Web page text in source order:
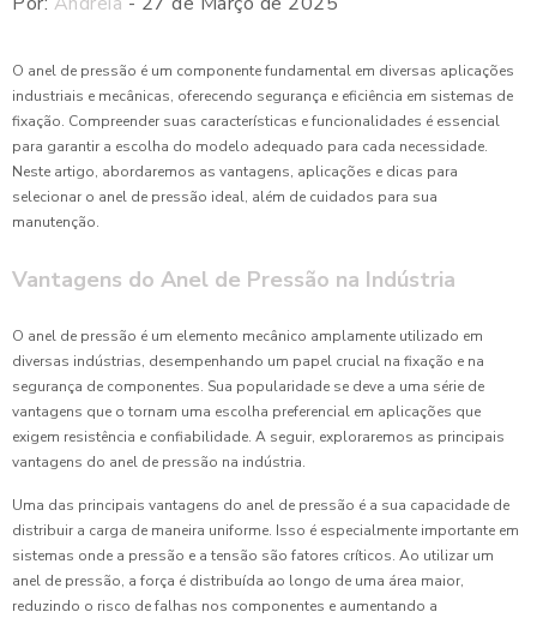
O anel de pressão é um componente fundamental em diversas aplicações
industriais e mecânicas, oferecendo segurança e eficiência em sistemas de
fixação. Compreender suas características e funcionalidades é essencial
para garantir a escolha do modelo adequado para cada necessidade.
Neste artigo, abordaremos as vantagens, aplicações e dicas para
selecionar o anel de pressão ideal, além de cuidados para sua
manutenção.
Vantagens do Anel de Pressão na Indústria
O anel de pressão é um elemento mecânico amplamente utilizado em
diversas indústrias, desempenhando um papel crucial na fixação e na
segurança de componentes. Sua popularidade se deve a uma série de
vantagens que o tornam uma escolha preferencial em aplicações que
exigem resistência e confiabilidade. A seguir, exploraremos as principais
vantagens do anel de pressão na indústria.
Uma das principais vantagens do anel de pressão é a sua capacidade de
distribuir a carga de maneira uniforme. Isso é especialmente importante em
sistemas onde a pressão e a tensão são fatores críticos. Ao utilizar um
anel de pressão, a força é distribuída ao longo de uma área maior,
reduzindo o risco de falhas nos componentes e aumentando a